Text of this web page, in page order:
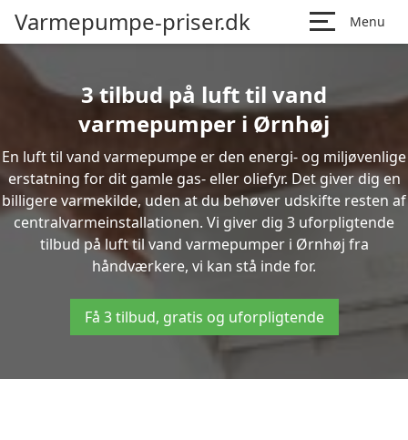
Varmepumpe-priser.dk Menu
3 tilbud på luft til vand
varmepumper i Ørnhøj
En luft til vand varmepumpe er den energi- og miljøvenlige
erstatning for dit gamle gas- eller oliefyr. Det giver dig en
billigere varmekilde, uden at du behøver udskifte resten af
centralvarmeinstallationen. Vi giver dig 3 uforpligtende
tilbud på luft til vand varmepumper i Ørnhøj fra
håndværkere, vi kan stå inde for.
Få 3 tilbud, gratis og uforpligtende